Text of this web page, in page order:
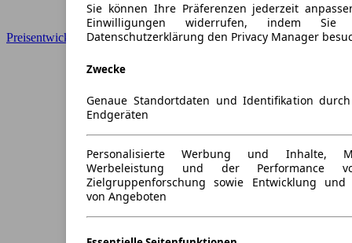
Preisentwicklung
Sie können Ihre Präferenzen jederzeit
Einwilligungen widerrufen, indem
Datenschutzerklärung den Privacy Manager
Zwecke
Genaue Standortdaten und Identifikation
Endgeräten
Personalisierte Werbung und Inhalte,
Werbeleistung und der Performance
Zielgruppenforschung sowie Entwicklung und
von Angeboten